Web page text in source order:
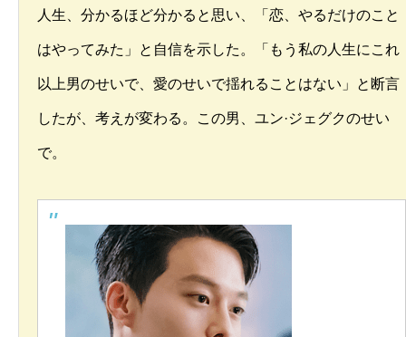
人生、分かるほど分かると思い、「恋、やるだけのこと
はやってみた」と自信を示した。「もう私の人生にこれ
以上男のせいで、愛のせいで揺れることはない」と断言
したが、考えが変わる。この男、ユン·ジェグクのせい
で。